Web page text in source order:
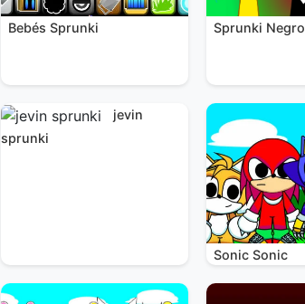
Bebés Sprunki Sprunki Negro
jevin
sprunki
Sonic Sonic